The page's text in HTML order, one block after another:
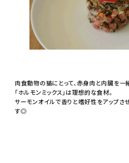
肉食動物の猫にとって、赤身肉と内臓を一
「ホルモンミックス」は理想的な食材。
サーモンオイルで香りと嗜好性をアップさ
す◎